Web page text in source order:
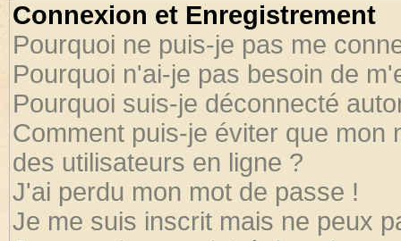
Connexion et Enregistrement
Pourquoi ne puis-je pas me
Pourquoi n'ai-je pas besoin de
Pourquoi suis-je déconnecté
Comment puis-je éviter que mon
des utilisateurs en ligne ?
J'ai perdu mon mot de passe !
Je me suis inscrit mais ne peux